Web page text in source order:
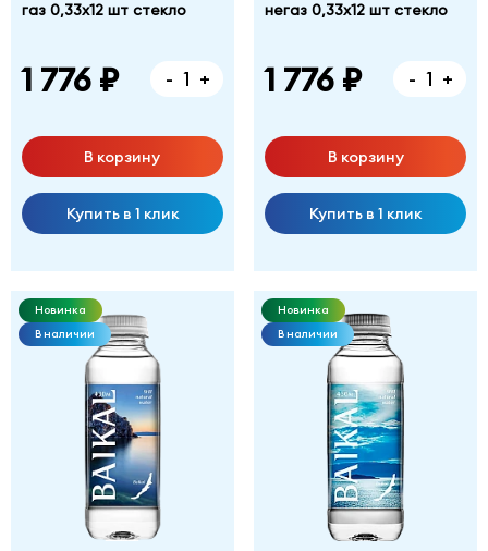
газ 0,33х12 шт стекло
1 776 ₽ - +
В корзину
Купить в 1 клик
негаз 0,33х12 шт стекло
1 776 ₽ - +
В корзину
Купить в 1 клик
Новинка
В наличии
Новинка
В наличии